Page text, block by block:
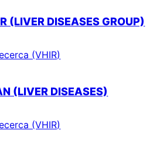
(LIVER DISEASES GROUP)
(VHIR)
(LIVER DISEASES)
(VHIR)